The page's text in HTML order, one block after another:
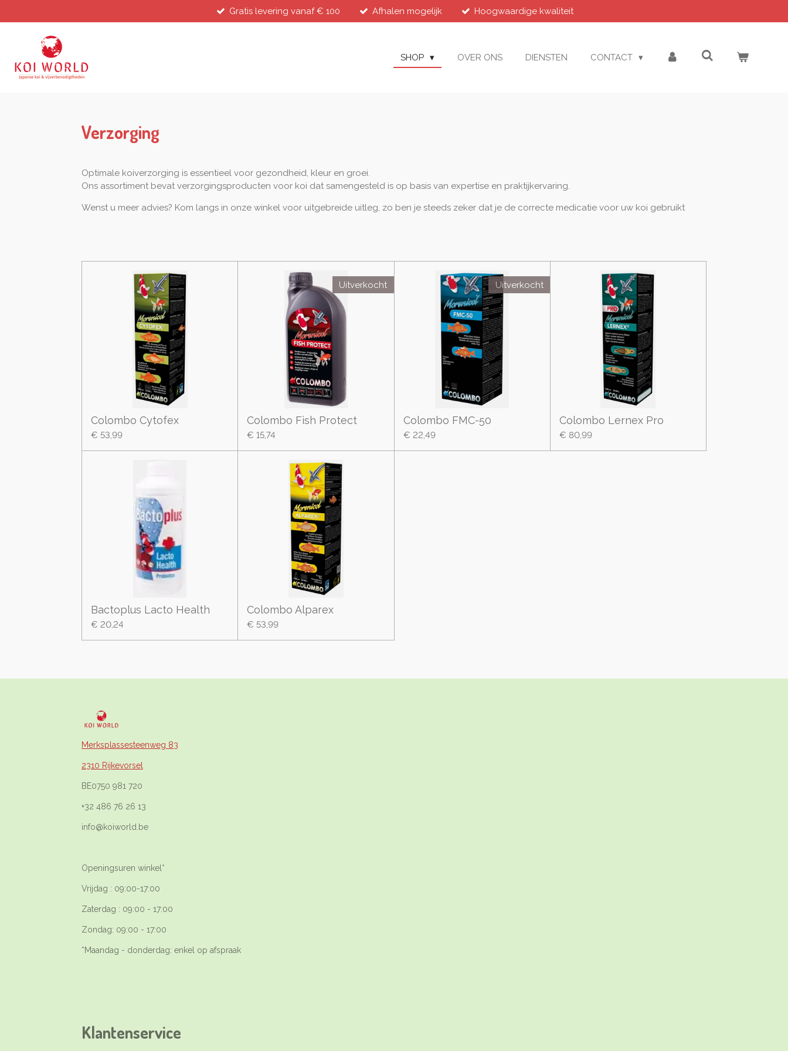
direct
hoofdinhoud
Gratis levering vanaf € 100 Afhalen mogelijk Hoogwaardige kwaliteit
SHOP OVER ONS DIENSTEN CONTACT
Verzorging
Optimale koiverzorging is essentieel voor gezondheid, kleur en groei.
Ons assortiment bevat verzorgingsproducten voor koi dat samengesteld is op basis van expertise en praktijkervaring.
Wenst u meer advies? Kom langs in onze winkel voor uitgebreide uitleg, zo ben je steeds zeker dat je de correcte medicatie voor uw koi gebruikt
Colombo Cytofex
€ 53,99
Uitverkocht
Colombo Fish Protect
€ 15,74
Uitverkocht
Colombo FMC-50
€ 22,49
Colombo Lernex Pro
€ 80,99
Bactoplus Lacto Health
€ 20,24
Colombo Alparex
€ 53,99
Merksplassesteenweg 83
2310 Rijkevorsel
BE0750 981 720
+32 486 76 26 13
info@koiworld.be
Openingsuren winkel*
Vrijdag : 09:00-17:00
Zaterdag : 09:00 - 17:00
Zondag: 09:00 - 17:00
*Maandag - donderdag: enkel op afspraak
Klantenservice